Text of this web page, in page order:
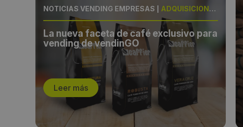
NOTICIAS VENDING EMPRESAS ADQUISICIÓN, CAFÉ
La nueva faceta de café exclusivo para
vending de vendinGO
Leer más